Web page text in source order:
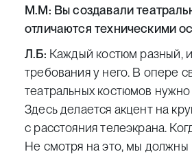
М.М: Вы создавали
отличаются техническими
Л.Б: Каждый костюм разный,
требования у него. В опере
театральных костюмов нужно
Здесь делается акцент на
с расстояния телеэкрана.
Не смотря на это, мы